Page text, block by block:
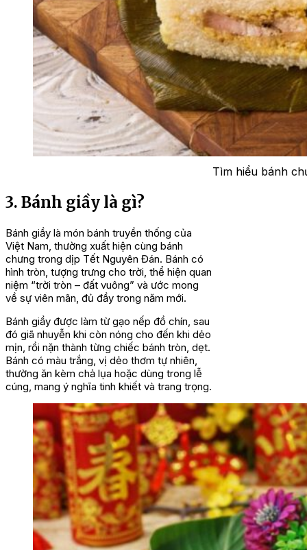
Tìm hiểu bánh
3. Bánh giầy là gì?
Bánh giầy là món bánh truyền thống của
Việt Nam, thường xuất hiện cùng bánh
chưng trong dịp Tết Nguyên Đán. Bánh có
hình tròn, tượng trưng cho trời, thể hiện quan
niệm “trời tròn – đất vuông” và ước mong
về sự viên mãn, đủ đầy trong năm mới.
Bánh giầy được làm từ gạo nếp đồ chín, sau
đó giã nhuyễn khi còn nóng cho đến khi dẻo
mịn, rồi nặn thành từng chiếc bánh tròn, dẹt.
Bánh có màu trắng, vị dẻo thơm tự nhiên,
thường ăn kèm chả lụa hoặc dùng trong lễ
cúng, mang ý nghĩa tinh khiết và trang trọng.